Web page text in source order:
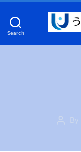
Search
PostBy